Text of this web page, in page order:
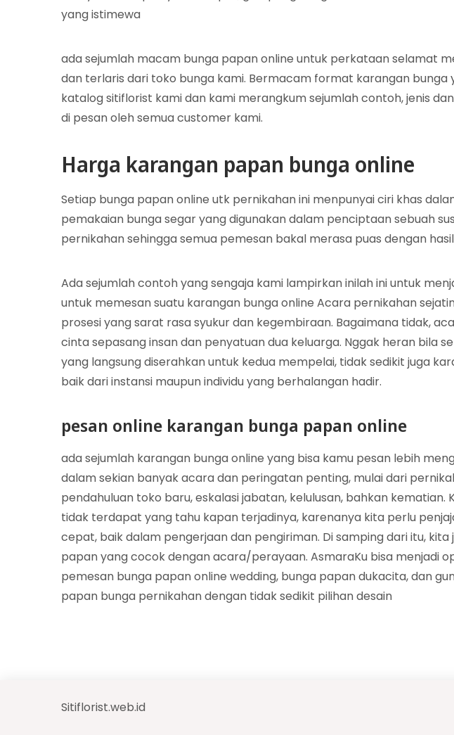
yang istimewa
ada sejumlah macam bunga papan online untuk perkataan selamat
dan terlaris dari toko bunga kami. Bermacam format karangan bunga
katalog sitiflorist kami dan kami merangkum sejumlah contoh, jenis
di pesan oleh semua customer kami.
Harga karangan papan bunga online
Setiap bunga papan online utk pernikahan ini menpunyai ciri khas
pemakaian bunga segar yang digunakan dalam penciptaan sebuah
pernikahan sehingga semua pemesan bakal merasa puas dengan
Ada sejumlah contoh yang sengaja kami lampirkan inilah ini untuk
untuk memesan suatu karangan bunga online Acara pernikahan
prosesi yang sarat rasa syukur dan kegembiraan. Bagaimana tidak,
cinta sepasang insan dan penyatuan dua keluarga. Nggak heran bila
yang langsung diserahkan untuk kedua mempelai, tidak sedikit juga
baik dari instansi maupun individu yang berhalangan hadir.
pesan online karangan bunga papan online
ada sejumlah karangan bunga online yang bisa kamu pesan lebih
dalam sekian banyak acara dan peringatan penting, mulai dari
pendahuluan toko baru, eskalasi jabatan, kelulusan, bahkan kematian.
tidak terdapat yang tahu kapan terjadinya, karenanya kita perlu
cepat, baik dalam pengerjaan dan pengiriman. Di samping dari itu,
papan yang cocok dengan acara/perayaan. AsmaraKu bisa menjadi
pemesan bunga papan online wedding, bunga papan dukacita, dan
papan bunga pernikahan dengan tidak sedikit pilihan desain
Sitiflorist.web.id